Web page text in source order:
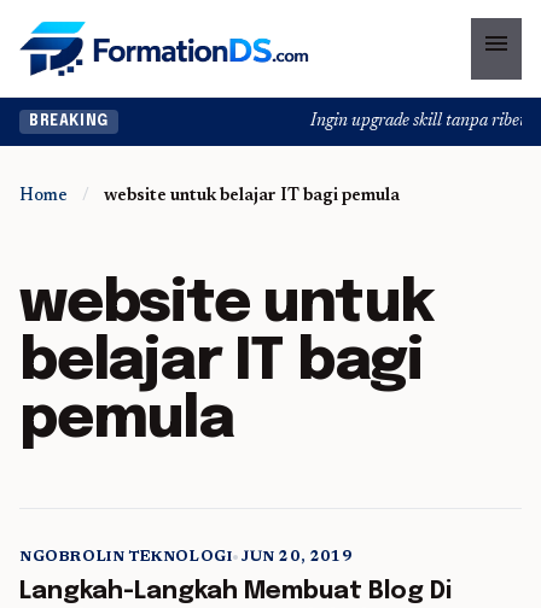
menu
BREAKING Ingin upgrade skill tanpa ribet?
Home / website untuk belajar IT bagi pemula
website untuk
belajar IT bagi
pemula
5 min read
NGOBROLIN TEKNOLOGI• JUN 20, 2019
Langkah-Langkah Membuat Blog Di